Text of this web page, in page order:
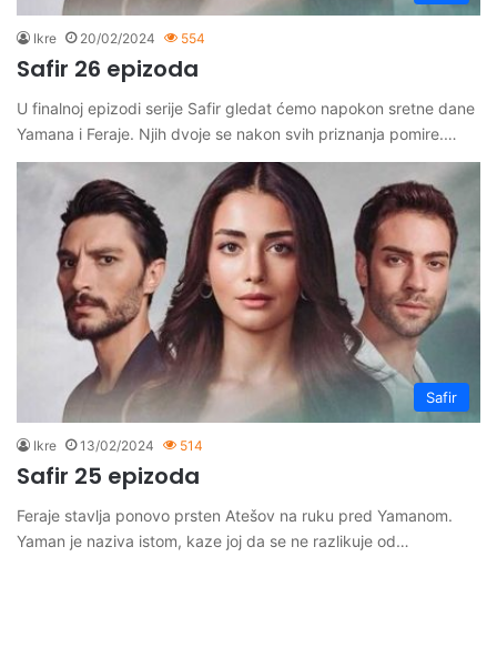
Ikre 20/02/2024 554
Safir 26 epizoda
U finalnoj epizodi serije Safir gledat ćemo napokon sretne dane
Yamana i Feraje. Njih dvoje se nakon svih priznanja pomire.…
Safir
Ikre 13/02/2024 514
Safir 25 epizoda
Feraje stavlja ponovo prsten Atešov na ruku pred Yamanom.
Yaman je naziva istom, kaze joj da se ne razlikuje od…